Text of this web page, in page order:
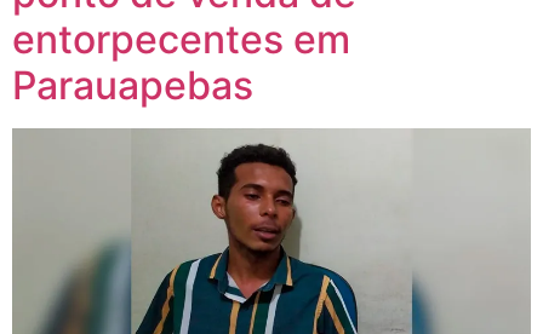
entorpecentes em
Parauapebas